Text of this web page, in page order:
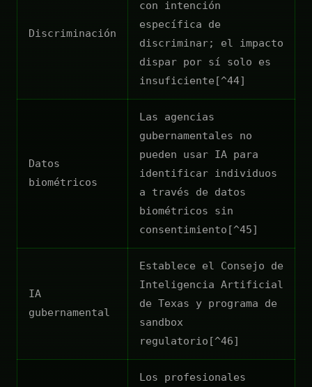
Discriminación
con intención
específica de
discriminar; el impacto
dispar por sí solo es
insuficiente[^44]
Datos
biométricos
Las agencias
gubernamentales no
pueden usar IA para
identificar individuos
a través de datos
biométricos sin
consentimiento[^45]
IA
gubernamental
Establece el Consejo de
Inteligencia Artificial
de Texas y programa de
sandbox
regulatorio[^46]
Los profesionales